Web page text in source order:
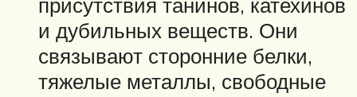
и дубильных веществ. Они
связывают сторонние белки,
тяжелые металлы, свободные